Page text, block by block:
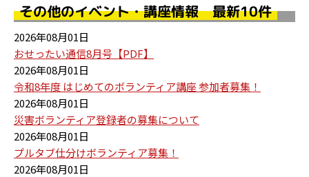
その他のイベント・講座情報 最新10件
2026年08月01日
おせったい通信8月号【PDF】
2026年08月01日
令和8年度 はじめてのボランティア講座 参加者募集！
2026年08月01日
災害ボランティア登録者の募集について
2026年08月01日
プルタブ仕分けボランティア募集！
2026年08月01日